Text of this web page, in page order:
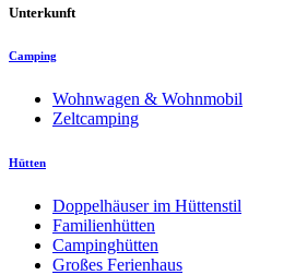
Unterkunft
Camping
Wohnwagen & Wohnmobil
Zeltcamping
Hütten
Doppelhäuser im Hüttenstil
Familienhütten
Campinghütten
Großes Ferienhaus